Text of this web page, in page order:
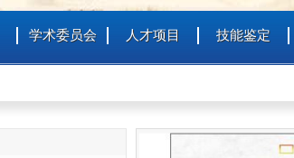
学术委员会 人才项目 技能鉴定